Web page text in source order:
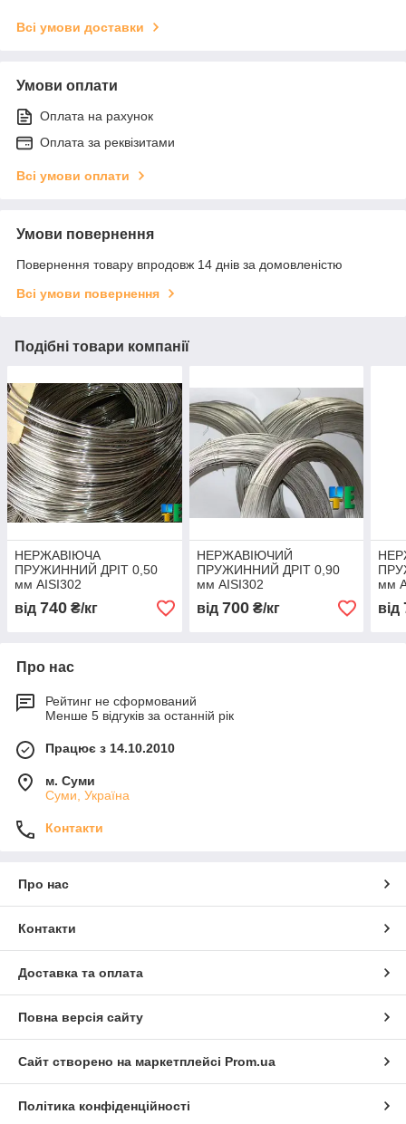
Всі умови доставки
Умови оплати
Оплата на рахунок
Оплата за реквізитами
Всі умови оплати
Умови повернення
Повернення товару впродовж 14 днів за домовленістю
Всі умови повернення
Подібні товари компанії
НЕРЖАВІЮЧА
ПРУЖИННИЙ ДРІТ 0,50
мм AISI302
від 740 ₴/кг
НЕРЖАВІЮЧИЙ
ПРУЖИННИЙ ДРІТ 0,90
мм AISI302
від 700₴/кг
мм
від
Про нас
Рейтинг не сформований
Менше 5 відгуків за останній рік
Працює з 14.10.2010
м. Суми
Суми, Україна
Контакти
Про нас
Контакти
Доставка та оплата
Повна версія сайту
Сайт створено на маркетплейсі Prom.ua
Політика конфіденційності